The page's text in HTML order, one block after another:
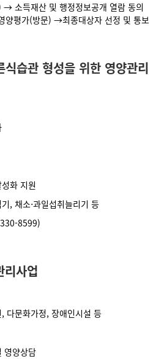
소득재산 및 행정정보공개 열람 동의
평가(방문) →최종대상자 선정 및 통보
습관 형성을 위한 영양관리
화 지원
, 채소⋅과일섭취늘리기 등
8599)
리사업
다문화가정, 장애인시설 등
영양상담